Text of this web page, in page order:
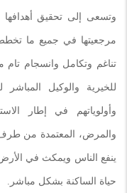
وتسعى إلى تحقيق
مرجعيتها في جميع ما
تناغم وتكامل وانسجام
للخيرية والوكيل
وأولوياتهم في إطار
والمرض، المعتمدة من
ينفع الناس ويمكث في
حياة الساكنة بشكل مباشر.